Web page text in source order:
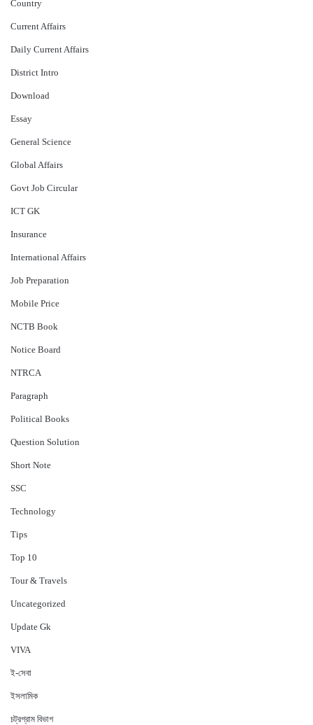
Country
Current Affairs
Daily Current Affairs
District Intro
Download
Essay
General Science
Global Affairs
Govt Job Circular
ICT GK
Insurance
International Affairs
Job Preparation
Mobile Price
NCTB Book
Notice Board
NTRCA
Paragraph
Political Books
Question Solution
Short Note
‍SSC
Technology
Tips
Top 10
Tour & Travels
Uncategorized
Update Gk
VIVA
ই-সেবা
ইসলামিক
চট্রগ্রাম বিভাগ